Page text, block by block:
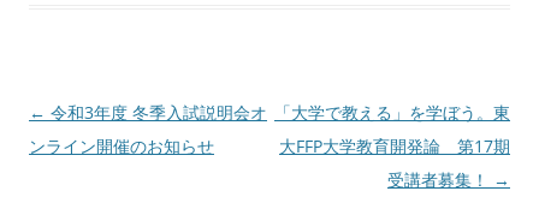
投
稿
← 令和3年度 冬季入試説明会オ
ンライン開催のお知らせ
「大学で教える」を学ぼう。東
大FFP大学教育開発論 第17期
受講者募集！
→